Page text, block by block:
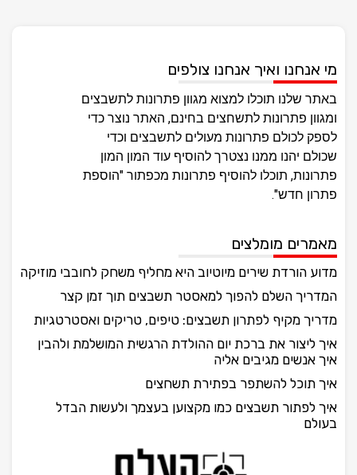
מי אנחנו ואיך אנחנו צולפים
באתר שלנו תוכלו למצוא מגוון פתרונות לתשבצים
ומגוון פתרונות לתשחצים בחינם, האתר נוצר כדי
לספק לכולם פתרונות מעולים לתשבצים וכדי
שכולם יהנו ממנו נצטרך להוסיף עוד המון המון
פתרונות, תוכלו להוסיף פתרונות מכפתור "הוספת
פתרון חדש".
מאמרים מומלצים
מדוע הורדת שירים מיוטיוב היא מחליף משחק לחובבי מוזיקה
המדריך השלם להפוך למאסטר תשבצים תוך זמן קצר
מדריך מקיף לפתרון תשבצים: טיפים, טריקים ואסטרטגיות
איך ליצור את ברכת יום ההולדת הרגשית המושלמת ולהבין
איך אנשים מגיבים אליה
איך תוכל להשתפר בפתירת תשחצים
איך לפתור תשבצים כמו מקצוען בעצמך ולעשות הבדל
בעולם